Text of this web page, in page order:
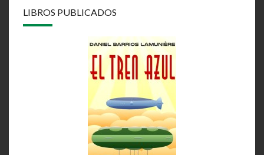
LIBROS PUBLICADOS